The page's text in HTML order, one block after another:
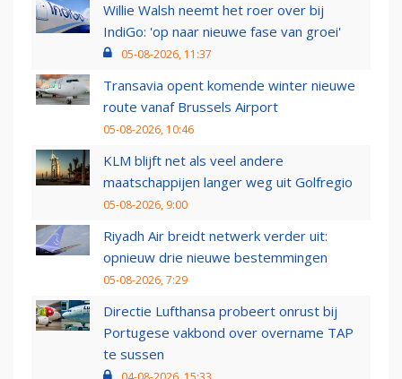
Willie Walsh neemt het roer over bij
IndiGo: 'op naar nieuwe fase van groei'
05-08-2026, 11:37
Transavia opent komende winter nieuwe
route vanaf Brussels Airport
05-08-2026, 10:46
KLM blijft net als veel andere
maatschappijen langer weg uit Golfregio
05-08-2026, 9:00
Riyadh Air breidt netwerk verder uit:
opnieuw drie nieuwe bestemmingen
05-08-2026, 7:29
Directie Lufthansa probeert onrust bij
Portugese vakbond over overname TAP
te sussen